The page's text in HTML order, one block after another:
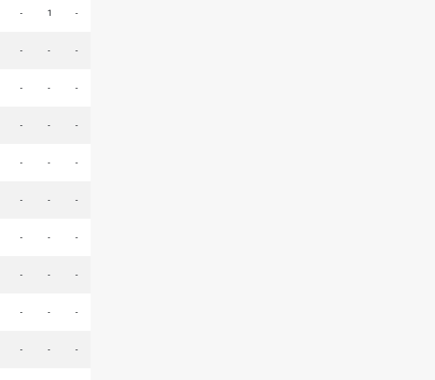
- 1 -
- - -
- - -
- - -
- - -
- - -
- - -
- - -
- - -
- - -